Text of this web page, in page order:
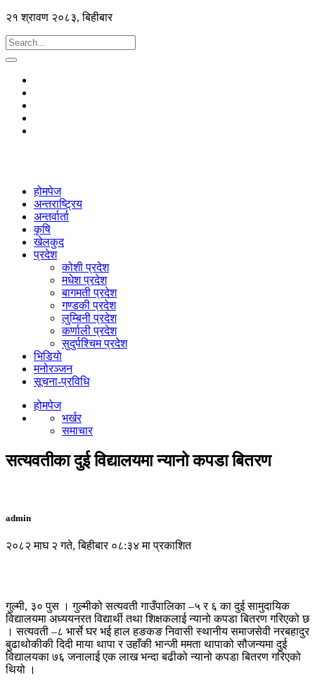
२१ श्रावण २०८३, बिहीबार
होमपेज
अन्तराष्ट्रिय
अन्तर्वार्ता
कृषि
खेलकुद
प्रदेश
कोशी प्रदेश
मधेश प्रदेश
बागमती प्रदेश
गण्डकी प्रदेश
लुम्बिनी प्रदेश
कर्णाली प्रदेश
सुदुर्पश्चिम प्रदेश
भिडियाे
मनोरञ्जन
सूचना-प्रविधि
होमपेज
भर्खर
समाचार
सत्यवतीका दुई विद्यालयमा न्यानो कपडा बितरण
admin
२०८२ माघ २ गते, बिहीबार ०८:३४ मा प्रकाशित
गुल्मी, ३० पुस । गुल्मीको सत्यवती गाउँपालिका –५ र ६ का दुई सामुदायिक
विद्यालयमा अध्ययनरत विद्यार्थी तथा शिक्षकलाई न्यानो कपडा बितरण गरिएको छ
। सत्यवती –८ भार्से घर भई हाल हङकङ निवासी स्थानीय समाजसेवी नरबहादुर
बुढाथोकीकी दिदी माया थापा र उहाँकी भान्जी ममता थापाको सौजन्यमा दुई
विद्यालयका ७६ जनालाई एक लाख भन्दा बढीको न्यानो कपडा बितरण गरिएको
थियो ।